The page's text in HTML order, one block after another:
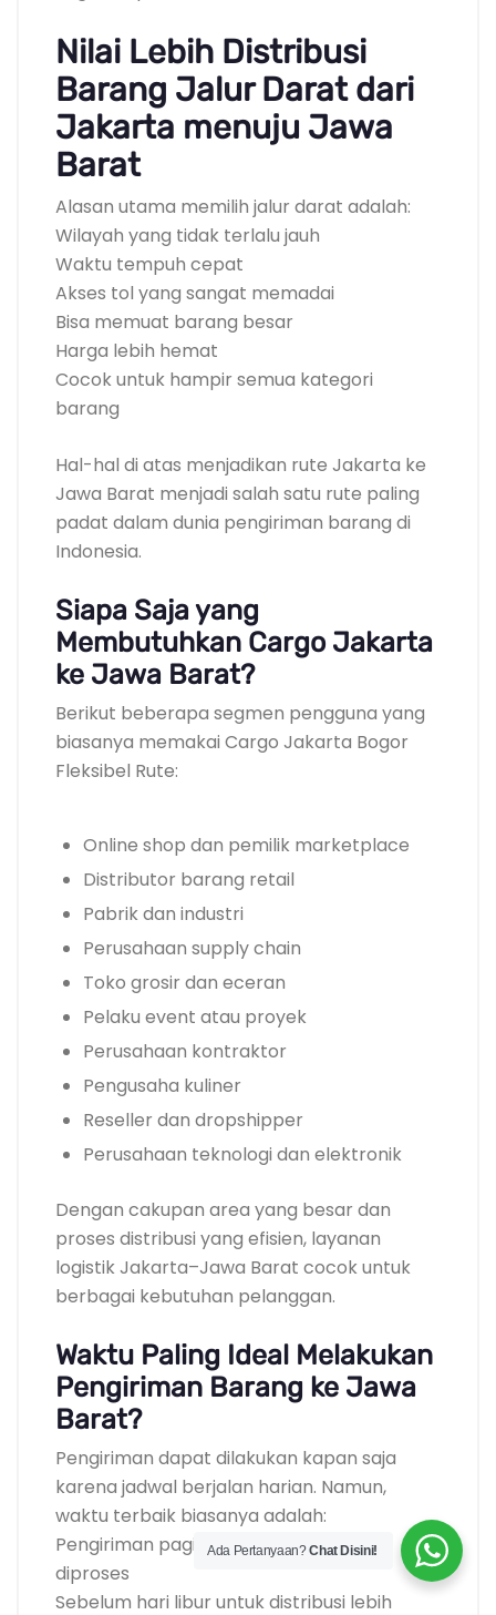
Nilai Lebih Distribusi
Barang Jalur Darat dari
Jakarta menuju Jawa
Barat
Alasan utama memilih jalur darat adalah:
Wilayah yang tidak terlalu jauh
Waktu tempuh cepat
Akses tol yang sangat memadai
Bisa memuat barang besar
Harga lebih hemat
Cocok untuk hampir semua kategori
barang
Hal-hal di atas menjadikan rute Jakarta ke
Jawa Barat menjadi salah satu rute paling
padat dalam dunia pengiriman barang di
Indonesia.
Siapa Saja yang
Membutuhkan Cargo Jakarta
ke Jawa Barat?
Berikut beberapa segmen pengguna yang
biasanya memakai Cargo Jakarta Bogor
Fleksibel Rute:
Online shop dan pemilik marketplace
Distributor barang retail
Pabrik dan industri
Perusahaan supply chain
Toko grosir dan eceran
Pelaku event atau proyek
Perusahaan kontraktor
Pengusaha kuliner
Reseller dan dropshipper
Perusahaan teknologi dan elektronik
Dengan cakupan area yang besar dan
proses distribusi yang efisien, layanan
logistik Jakarta–Jawa Barat cocok untuk
berbagai kebutuhan pelanggan.
Waktu Paling Ideal Melakukan
Pengiriman Barang ke Jawa
Barat?
Pengiriman dapat dilakukan kapan saja
karena jadwal berjalan harian. Namun,
waktu terbaik biasanya adalah:
Pengiriman pagi agar barang cepat
diproses
Sebelum hari libur untuk distribusi lebih
Ada Pertanyaan?Chat Disini!